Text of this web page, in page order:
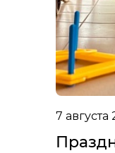
7 августа